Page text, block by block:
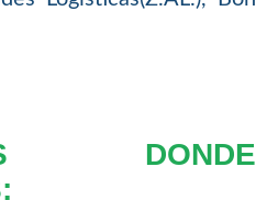
DONDE